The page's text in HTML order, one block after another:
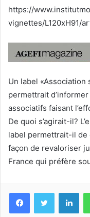
https://
vignettes/L120xH91/
Un label «Association
permettrait
associatifs faisant
De quoi s’agirait-il?
label permettrait-il de
façon de revaloriser
France qui préfère
FacebookTwitter